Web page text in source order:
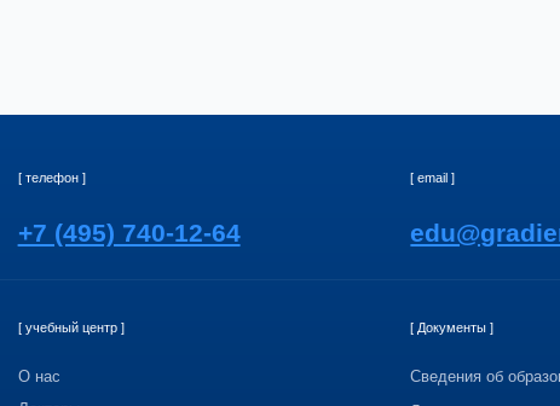
740-12-64
Сведения об образовательной
edu@gradient-